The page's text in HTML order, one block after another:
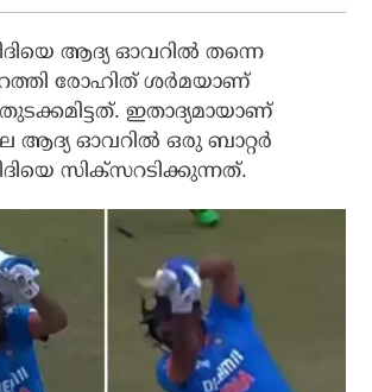
ആദ്യ ഓവറില്‍ തന്നെ
രോഹിത് ശര്‍മയാണ്
തുടക്കമിട്ടത്. ഇതാദ്യമായാണ്
ആദ്യ ഓവറില്‍ ഒരു ബാറ്റര്‍
സിക്‌സറടിക്കുന്നത്.